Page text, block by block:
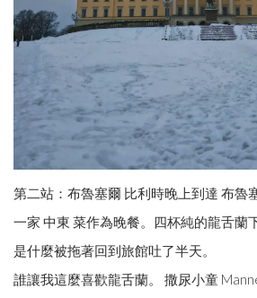
第二站：布魯塞爾 比利時晚上到達 布魯
一家 中東 菜作為晚餐。四杯純的龍舌蘭
是什麼被拖著回到旅館吐了半天。
誰讓我這麼喜歡龍舌蘭。 撒尿小童